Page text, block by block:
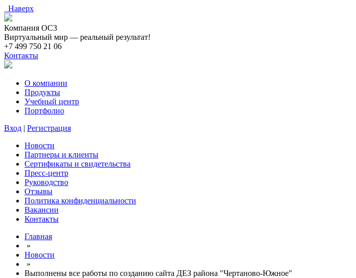
Наверх
Компания ОС3
Виртуальный мир — реальный результат!
+7 499 750 21 06
Контакты
О компании
Продукты
Учебный центр
Портфолио
Вход | Регистрация
Новости
Партнеры и клиенты
Сертификаты и свидетельства
Пресс-центр
Руководство
Отзывы
Политика конфиденциальности
Вакансии
Контакты
Главная
»
Новости
»
Выполнены все работы по созданию сайта ДЕЗ района "Чертаново-Южное"